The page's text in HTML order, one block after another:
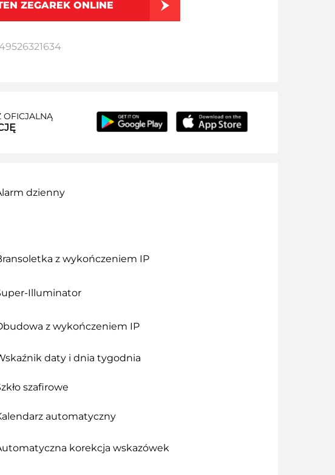
ZEGAREK ONLINE
OFICJALNĄ
dzienny
z wykończeniem IP
Illuminator
z wykończeniem IP
daty i dnia tygodnia
szafirowe
automatyczny
korekcja wskazówek